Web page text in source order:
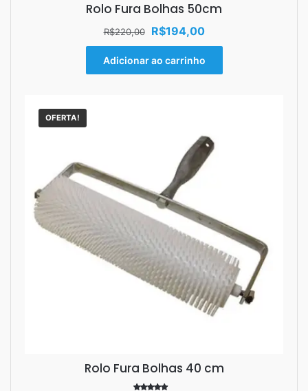
Rolo Fura Bolhas 50cm
R$220,00
O
preço
original
era:
R$194,00O
preço
atual
é:
Adicionar ao carrinho
OFERTA!
Rolo Fura Bolhas 40 cm